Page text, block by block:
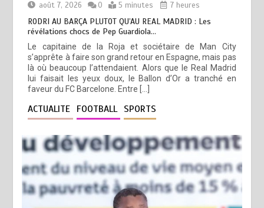
août 7, 2026
0 5 minutes 7 heures
RODRI AU BARÇA PLUTOT QU’AU REAL MADRID : Les
révélations chocs de Pep Guardiola…
Le capitaine de la Roja et sociétaire de Man City
s’apprête à faire son grand retour en Espagne, mais pas
là où beaucoup l’attendaient. Alors que le Real Madrid
lui faisait les yeux doux, le Ballon d’Or a tranché en
faveur du FC Barcelone. Entre […]
ACTUALITE FOOTBALL SPORTS